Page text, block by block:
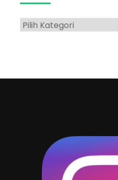
Kategori